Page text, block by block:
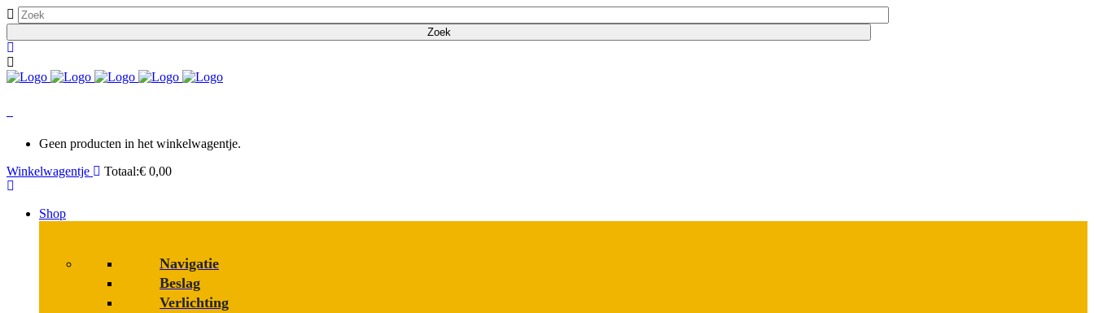
Geen producten in het winkelwagentje.
Winkelwagentje
Totaal:€ 0,00
Shop
Navigatie
Beslag
Verlichting